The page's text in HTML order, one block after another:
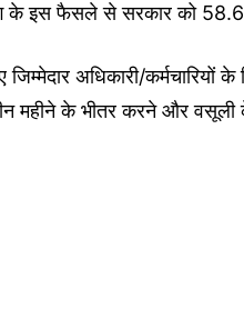
के इस फैसले से सरकार को
अधिकारी/कर्मचारियों
महीने के भीतर करने और वसूली